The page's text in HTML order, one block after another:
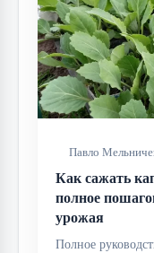
Павло
Как сажать
полное
урожая
Полное